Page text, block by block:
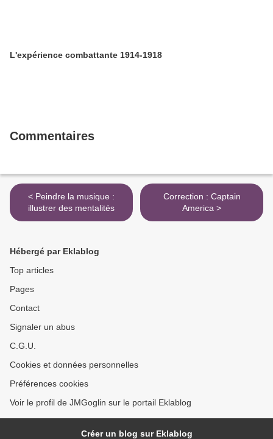
L'expérience combattante 1914-1918
Commentaires
< Peindre la musique :
illustrer des mentalités
Correction : Captain
America >
Hébergé par Eklablog
Top articles
Pages
Contact
Signaler un abus
C.G.U.
Cookies et données personnelles
Préférences cookies
Voir le profil de JMGoglin sur le portail Eklablog
Créer un blog sur Eklablog